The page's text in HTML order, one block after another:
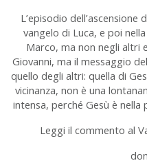
L’episodio
vangelo di Luca, e poi
Marco, ma non negli altri
Giovanni, ma il messaggio
quello degli altri: quella di
vicinanza, non è una
intensa, perché Gesù è nella
Leggi il commento al